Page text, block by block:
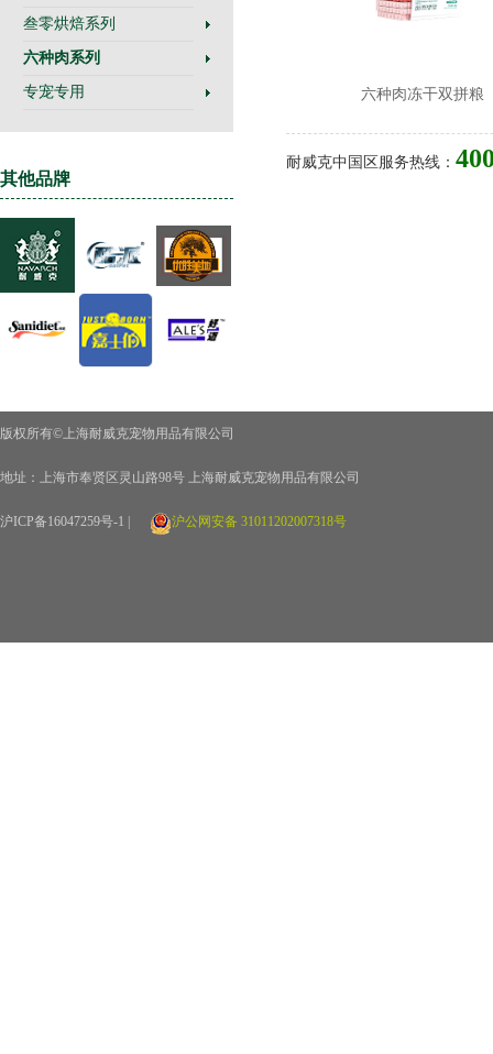
叁零烘焙系列
六种肉系列
专宠专用
其他品牌
六种肉冻干双拼粮
耐威克中国区服务热线：
版权所有©上海耐威克宠物用品有限公司
地址：上海市奉贤区灵山路98号 上海耐威克宠物用品有限公司
沪ICP备16047259号-1 | 沪公网安备 31011202007318号